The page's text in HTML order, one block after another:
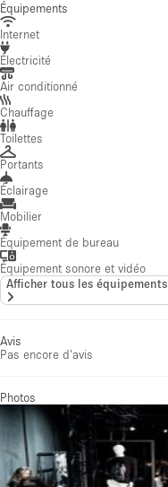
Équipements
Internet
Électricité
Air conditionné
Chauffage
Toilettes
Portants
Éclairage
Mobilier
Équipement de bureau
Équipement sonore et vidéo
Afficher tous les équipements
Avis
Pas encore d'avis
Photos